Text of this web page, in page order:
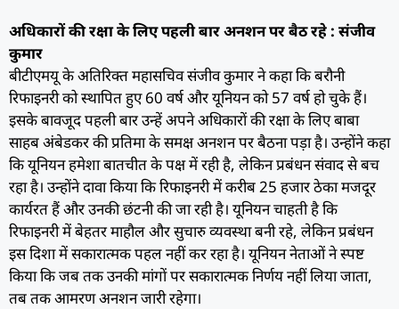
अधिकारों की रक्षा के लिए पहली बार अनशन पर बैठ रहे : संजीव
कुमार
बीटीएमयू के अतिरिक्त महासचिव संजीव कुमार ने कहा कि बरौनी
रिफाइनरी को स्थापित हुए 60 वर्ष और यूनियन को 57 वर्ष हो चुके हैं।
इसके बावजूद पहली बार उन्हें अपने अधिकारों की रक्षा के लिए बाबा
साहब अंबेडकर की प्रतिमा के समक्ष अनशन पर बैठना पड़ा है। उन्होंने कहा
कि यूनियन हमेशा बातचीत के पक्ष में रही है, लेकिन प्रबंधन संवाद से बच
रहा है। उन्होंने दावा किया कि रिफाइनरी में करीब 25 हजार ठेका मजदूर
कार्यरत हैं और उनकी छंटनी की जा रही है। यूनियन चाहती है कि
रिफाइनरी में बेहतर माहौल और सुचारु व्यवस्था बनी रहे, लेकिन प्रबंधन
इस दिशा में सकारात्मक पहल नहीं कर रहा है। यूनियन नेताओं ने स्पष्ट
किया कि जब तक उनकी मांगों पर सकारात्मक निर्णय नहीं लिया जाता,
तब तक आमरण अनशन जारी रहेगा।